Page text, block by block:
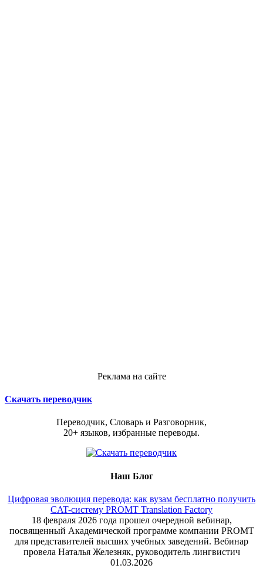
Реклама на сайте
Скачать переводчик
Переводчик, Словарь и Разговорник,
20+ языков, избранные переводы.
Наш Блог
Цифровая эволюция перевода: как вузам бесплатно получить
CAT-систему PROMT Translation Factory
18 февраля 2026 года прошел очередной вебинар,
посвященный Академической программе компании PROMT
для представителей высших учебных заведений. Вебинар
провела Наталья Железняк, руководитель лингвистич
01.03.2026